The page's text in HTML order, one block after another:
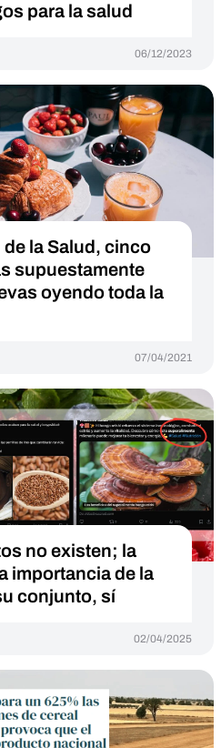
para la salud
06/12/2023
la Salud, cinco
supuestamente
oyendo toda la
07/04/2021
no existen; la
importancia de la
conjunto, sí
02/04/2025